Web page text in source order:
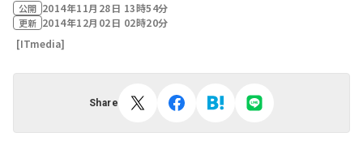
公開 2014年11月28日 13時54分
更新 2014年12月02日 02時20分
[ITmedia]
Share